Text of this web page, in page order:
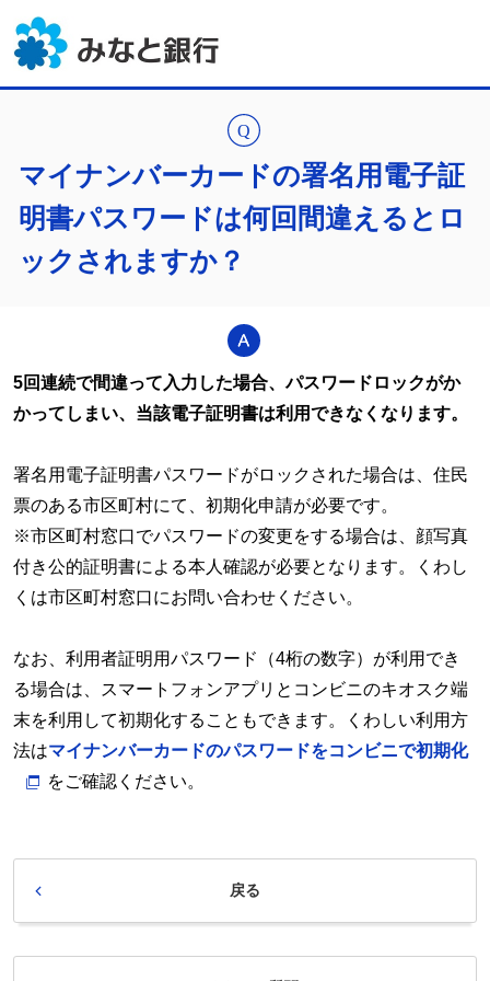
マイナンバーカードの署名用電子証
明書パスワードは何回間違えるとロ
ックされますか？
5回連続で間違って入力した場合、パスワードロックがか
かってしまい、当該電子証明書は利用できなくなります。
署名用電子証明書パスワードがロックされた場合は、住民
票のある市区町村にて、初期化申請が必要です。
※市区町村窓口でパスワードの変更をする場合は、顔写真
付き公的証明書による本人確認が必要となります。くわし
くは市区町村窓口にお問い合わせください。
なお、利用者証明用パスワード（4桁の数字）が利用でき
る場合は、スマートフォンアプリとコンビニのキオスク端
末を利用して初期化することもできます。くわしい利用方
法はマイナンバーカードのパスワードをコンビニで初期化
をご確認ください。
戻る